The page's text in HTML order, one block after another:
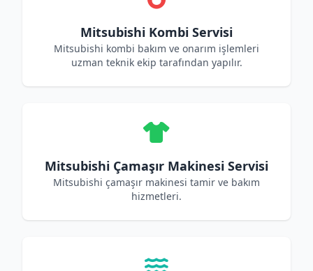
Mitsubishi Kombi Servisi
Mitsubishi kombi bakım ve onarım işlemleri
uzman teknik ekip tarafından yapılır.
Mitsubishi Çamaşır Makinesi Servisi
Mitsubishi çamaşır makinesi tamir ve bakım
hizmetleri.